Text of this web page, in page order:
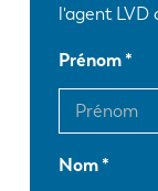
l'agent LVD
Prénom
Nom